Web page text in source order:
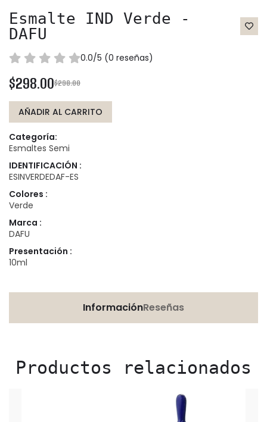
Esmalte IND Verde -
DAFU
0.0/5 (0 reseñas)
$298.00$298.00
AÑADIR AL CARRITO
Categoría:
Esmaltes Semi
IDENTIFICACIÓN :
ESINVERDEDAF-ES
Colores :
Verde
Marca :
DAFU
Presentación :
10ml
InformaciónReseñas
Productos relacionados